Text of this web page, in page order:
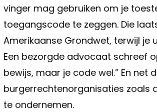
vinger mag gebruiken om je
toegangscode te zeggen. Die
Amerikaanse Grondwet, terwijl je
Een bezorgde advocaat schreef
bewijs, maar je code wel.” En
burgerrechtenorganisaties zoals
te ondernemen.